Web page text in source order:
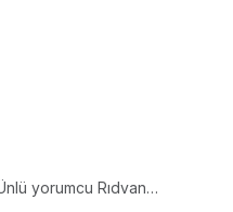
yorumcu Rıdvan